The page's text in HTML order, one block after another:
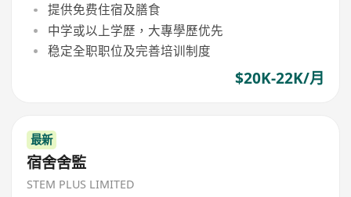
提供免费住宿及膳食
中学或以上学歷，大專學歷优先
稳定全职职位及完善培训制度
$20K-22K/月
最新
宿舍舍監
STEM PLUS LIMITED